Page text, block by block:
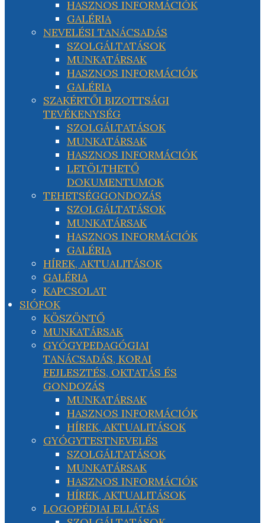
HASZNOS INFORMÁCIÓK
GALÉRIA
NEVELÉSI TANÁCSADÁS
SZOLGÁLTATÁSOK
MUNKATÁRSAK
HASZNOS INFORMÁCIÓK
GALÉRIA
SZAKÉRTŐI BIZOTTSÁGI
TEVÉKENYSÉG
SZOLGÁLTATÁSOK
MUNKATÁRSAK
HASZNOS INFORMÁCIÓK
LETÖLTHETŐ
DOKUMENTUMOK
TEHETSÉGGONDOZÁS
SZOLGÁLTATÁSOK
MUNKATÁRSAK
HASZNOS INFORMÁCIÓK
GALÉRIA
HÍREK, AKTUALITÁSOK
GALÉRIA
KAPCSOLAT
SIÓFOK
KÖSZÖNTŐ
MUNKATÁRSAK
GYÓGYPEDAGÓGIAI
TANÁCSADÁS, KORAI
FEJLESZTÉS, OKTATÁS ÉS
GONDOZÁS
MUNKATÁRSAK
HASZNOS INFORMÁCIÓK
HÍREK, AKTUALITÁSOK
GYÓGYTESTNEVELÉS
SZOLGÁLTATÁSOK
MUNKATÁRSAK
HASZNOS INFORMÁCIÓK
HÍREK, AKTUALITÁSOK
LOGOPÉDIAI ELLÁTÁS